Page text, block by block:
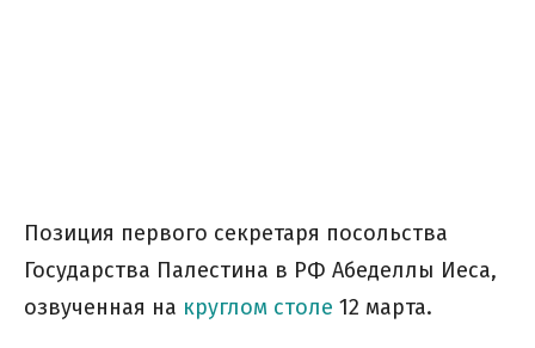
Позиция первого секретаря посольства
Государства Палестина в РФ Абеделлы Иеса,
озвученная на круглом столе 12 марта.